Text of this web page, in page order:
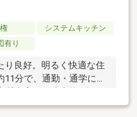
システムキッチン
有り
良好。明るく快適な住
分で、通勤・通学にも
南店まで徒歩約4分。
◆スーパーや飲食店など